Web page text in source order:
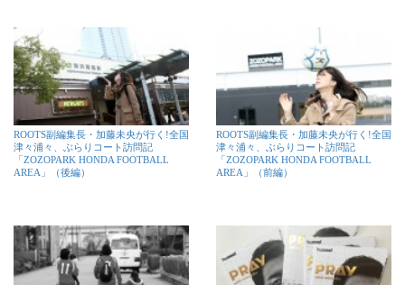
ROOTS副編集長・加藤未央が行く!全国
津々浦々、ぶらりコート訪問記
「ZOZOPARK HONDA FOOTBALL
AREA」（後編）
ROOTS副編集長・加藤未央が行く!全国
津々浦々、ぶらりコート訪問記
「ZOZOPARK HONDA FOOTBALL
AREA」（前編）